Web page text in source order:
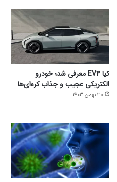
کیا EV4 معرفی شد؛ خودرو
الکتریکی عجیب و جذاب کره‌ای‌ها
30 بهمن 1403